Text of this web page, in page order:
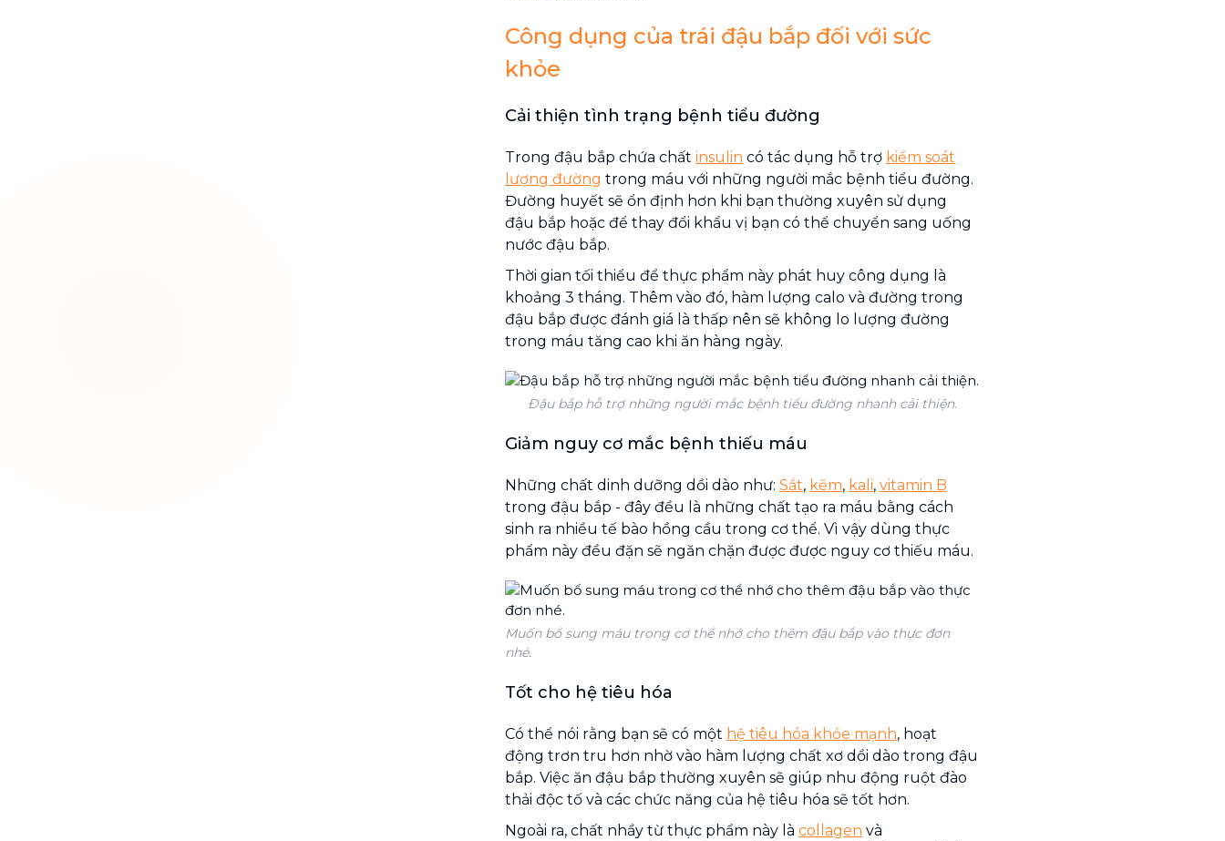
Công dụng của trái đậu bắp đối với sức
khỏe
Cải thiện tình trạng bệnh tiểu đường
Trong đậu bắp chứa chất insulin có tác dụng hỗ trợ kiểm soát
lượng đường trong máu với những người mắc bệnh tiểu đường.
Đường huyết sẽ ổn định hơn khi bạn thường xuyên sử dụng
đậu bắp hoặc để thay đổi khẩu vị bạn có thể chuyển sang uống
nước đậu bắp.
Thời gian tối thiểu để thực phẩm này phát huy công dụng là
khoảng 3 tháng. Thêm vào đó, hàm lượng calo và đường trong
đậu bắp được đánh giá là thấp nên sẽ không lo lượng đường
trong máu tăng cao khi ăn hàng ngày.
Đậu bắp hỗ trợ những người mắc bệnh tiểu đường nhanh cải thiện.
Giảm nguy cơ mắc bệnh thiếu máu
Những chất dinh dưỡng dồi dào như: Sắt, kẽm, kali, vitamin B
trong đậu bắp - đây đều là những chất tạo ra máu bằng cách
sinh ra nhiều tế bào hồng cầu trong cơ thể. Vì vậy dùng thực
phẩm này đều đặn sẽ ngăn chặn được được nguy cơ thiếu máu.
Muốn bổ sung máu trong cơ thể nhớ cho thêm đậu bắp vào thực đơn
nhé.
Tốt cho hệ tiêu hóa
Có thể nói rằng bạn sẽ có một hệ tiêu hóa khỏe mạnh, hoạt
động trơn tru hơn nhờ vào hàm lượng chất xơ dồi dào trong đậu
bắp. Việc ăn đậu bắp thường xuyên sẽ giúp nhu động ruột đào
thải độc tố và các chức năng của hệ tiêu hóa sẽ tốt hơn.
Ngoài ra, chất nhầy từ thực phẩm này là collagen và